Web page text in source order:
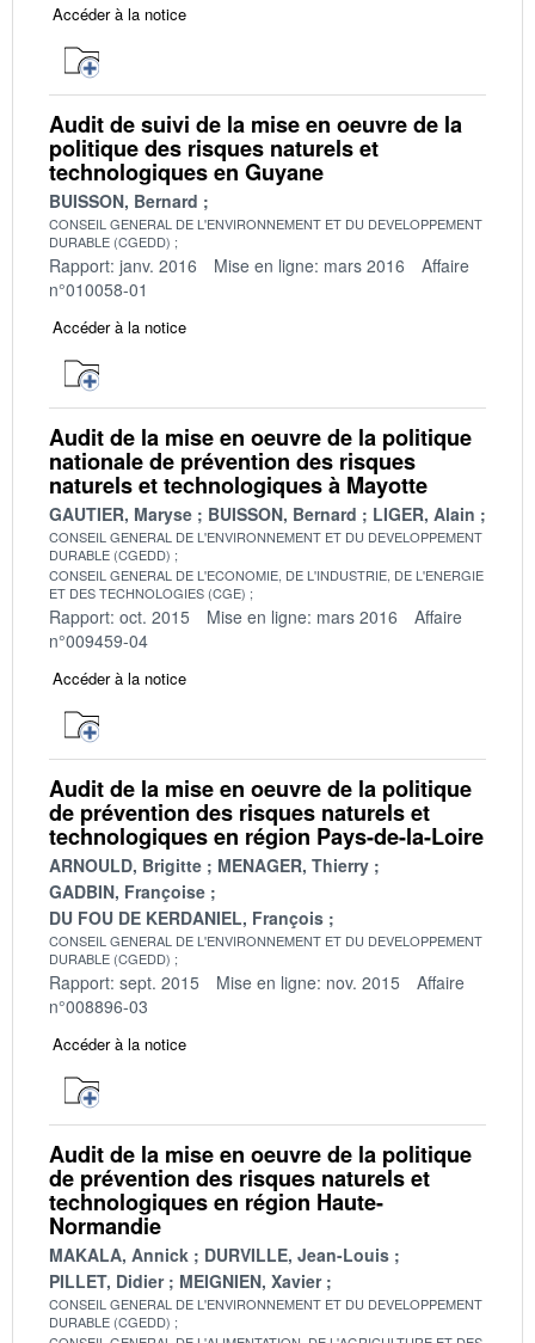
Accéder à la notice
Audit de suivi de la mise en oeuvre de la
politique des risques naturels et
technologiques en Guyane
BUISSON, Bernard
CONSEIL GENERAL DE L'ENVIRONNEMENT ET DU DEVELOPPEMENT
DURABLE (CGEDD)
Rapport: janv. 2016 Mise en ligne: mars 2016
Affaire
n°010058-01
Accéder à la notice
Audit de la mise en oeuvre de la politique
nationale de prévention des risques
naturels et technologiques à Mayotte
GAUTIER, Maryse BUISSON, Bernard LIGER, Alain
CONSEIL GENERAL DE L'ENVIRONNEMENT ET DU DEVELOPPEMENT
DURABLE (CGEDD)
CONSEIL GENERAL DE L'ECONOMIE, DE L'INDUSTRIE, DE L'ENERGIE
ET DES TECHNOLOGIES (CGE)
Rapport: oct. 2015 Mise en ligne: mars 2016
Affaire
n°009459-04
Accéder à la notice
Audit de la mise en oeuvre de la politique
de prévention des risques naturels et
technologiques en région Pays-de-la-Loire
ARNOULD, Brigitte
MENAGER, Thierry
GADBIN, Françoise
DU FOU DE KERDANIEL, François
CONSEIL GENERAL DE L'ENVIRONNEMENT ET DU DEVELOPPEMENT
DURABLE (CGEDD)
Rapport: sept. 2015 Mise en ligne: nov. 2015
Affaire
n°008896-03
Accéder à la notice
Audit de la mise en oeuvre de la politique
de prévention des risques naturels et
technologiques en région Haute-
Normandie
MAKALA, Annick
DURVILLE, Jean-Louis
PILLET, Didier
MEIGNIEN, Xavier
CONSEIL GENERAL DE L'ENVIRONNEMENT ET DU DEVELOPPEMENT
DURABLE (CGEDD)